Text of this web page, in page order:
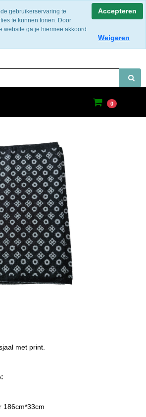
verzending binnen Nederland
0
met print.
186cm*33cm
gebruikerservaring te
te kunnen tonen. Door
website ga je hiermee akkoord.
Accepteren
Weigeren